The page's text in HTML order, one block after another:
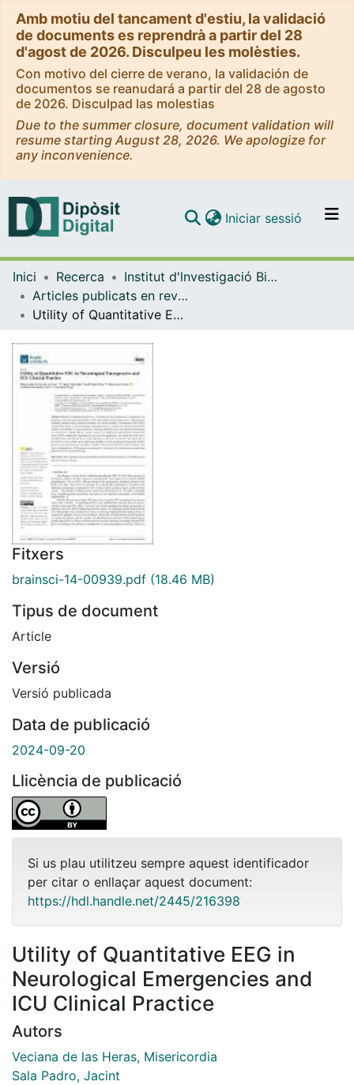
Amb motiu del tancament d'estiu, la validació
de documents es reprendrà a partir del 28
d'agost de 2026. Disculpeu les molèsties.
Con motivo del cierre de verano, la validación de
documentos se reanudará a partir del 28 de agosto
de 2026. Disculpad las molestias
Due to the summer closure, document validation will
resume starting August 28, 2026. We apologize for
any inconvenience.
Navega per tot el DD
Com publicar
Iniciar sessió (current)
Inici Recerca
Institut d'lnvestigació Biomèdica de Bellvitge (IDIBELL)
Articles publicats en revistes (Institut d'lnvestigació Biomèdica de Bellvitge (IDIBELL))
Utility of Quantitative EEG in Neurological Emergencies and ICU Clinical Practice
Fitxers
brainsci-14-00939.pdf (18.46 MB)
Tipus de document
Article
Versió
Versió publicada
Data de publicació
2024-09-20
Llicència de publicació
Si us plau utilitzeu sempre aquest identificador
per citar o enllaçar aquest document:
https://hdl.handle.net/2445/216398
Utility of Quantitative EEG in
Neurological Emergencies and
ICU Clinical Practice
Autors
Veciana de las Heras, Misericordia
Sala Padro, Jacint